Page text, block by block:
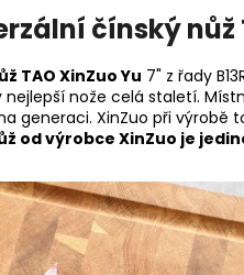
čínský nůž
TAO XinZuo Yu 7" z řady
nože celá staletí.
generaci. XinZuo při
od výrobce XinZuo je